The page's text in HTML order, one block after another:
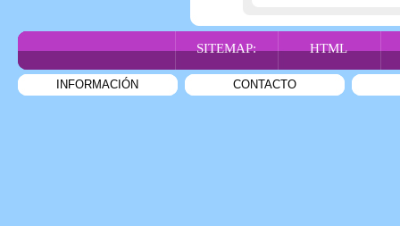
SITEMAP: HTML
INFORMACIÓN CONTACTO